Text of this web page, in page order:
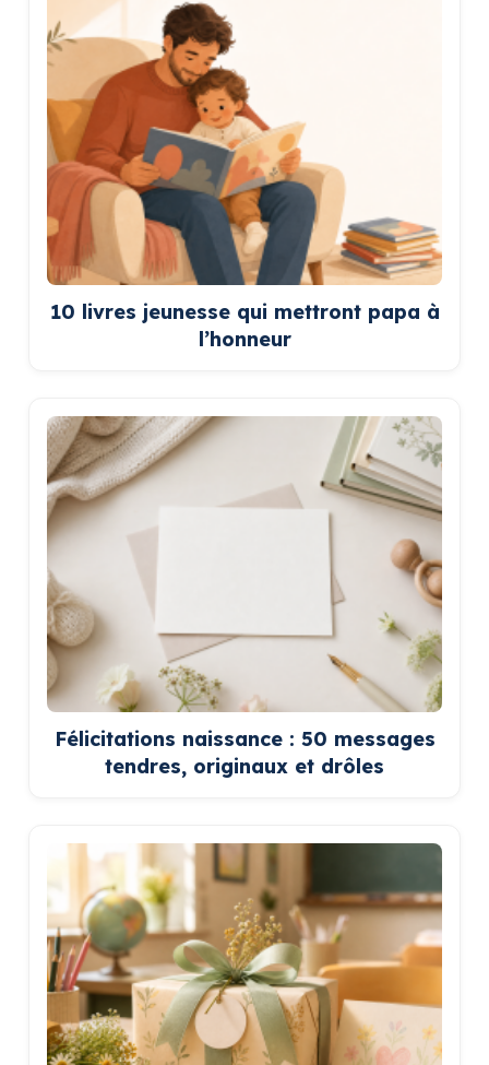
10 livres jeunesse qui mettront papa à
l’honneur
Félicitations naissance : 50 messages
tendres, originaux et drôles